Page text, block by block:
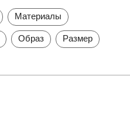
Материалы
Образ Размер